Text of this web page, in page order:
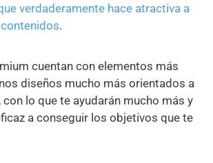
verdaderamente hace atractiva a
.
cuentan con elementos más
diseños mucho más orientados a
con lo que te ayudarán mucho más y
a conseguir los objetivos que te